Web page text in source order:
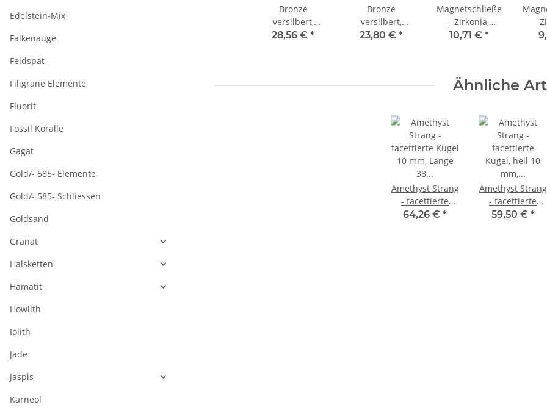
Bronze
versilbert,
Magnetschließe
28,56 € *
Bronze
versilbert,
Magnetschließe
23,80 € *
Magnetschließe
- Zirkonia,
goldfarbig, 18
10,71 € *
Ähnliche
Amethyst Strang
- facettierte
Kugel 10 mm,
64,26 € *
Amethyst Strang
- facettierte
Kugel, hell 10
59,50 € *
Edelstein-Mix
Falkenauge
Feldspat
Filigrane Elemente
Fluorit
Fossil Koralle
Gagat
Gold/- 585- Elemente
Gold/- 585- Schliessen
Goldsand
Granat
Halsketten
Hämatit
Howlith
Iolith
Jade
Jaspis
Karneol